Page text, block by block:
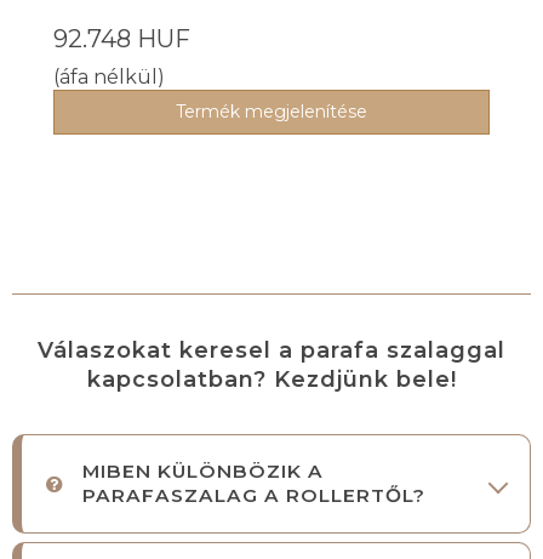
92.748 HUF
(áfa nélkül)
Termék megjelenítése
Válaszokat keresel a parafa szalaggal
kapcsolatban? Kezdjünk bele!
MIBEN KÜLÖNBÖZIK A
PARAFASZALAG A ROLLERTŐL?